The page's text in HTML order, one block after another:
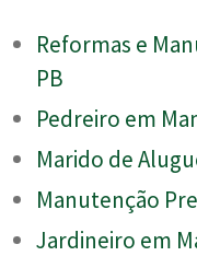
Reformas e
PB
Pedreiro em
Marido de
Manutenção
Jardineiro em